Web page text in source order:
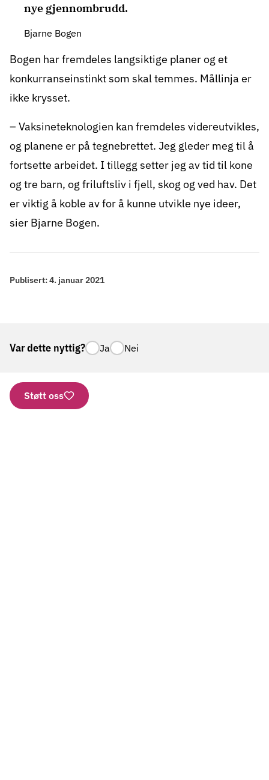
nye gjennombrudd.
Bjarne Bogen
Bogen har fremdeles langsiktige planer og et
konkurranseinstinkt som skal temmes. Mållinja er
ikke krysset.
– Vaksineteknologien kan fremdeles videreutvikles,
og planene er på tegnebrettet. Jeg gleder meg til å
fortsette arbeidet. I tillegg setter jeg av tid til kone
og tre barn, og friluftsliv i fjell, skog og ved hav. Det
er viktig å koble av for å kunne utvikle nye ideer,
sier Bjarne Bogen.
Publisert:4. januar 2021
Var dette nyttig? Ja Nei
Støtt oss